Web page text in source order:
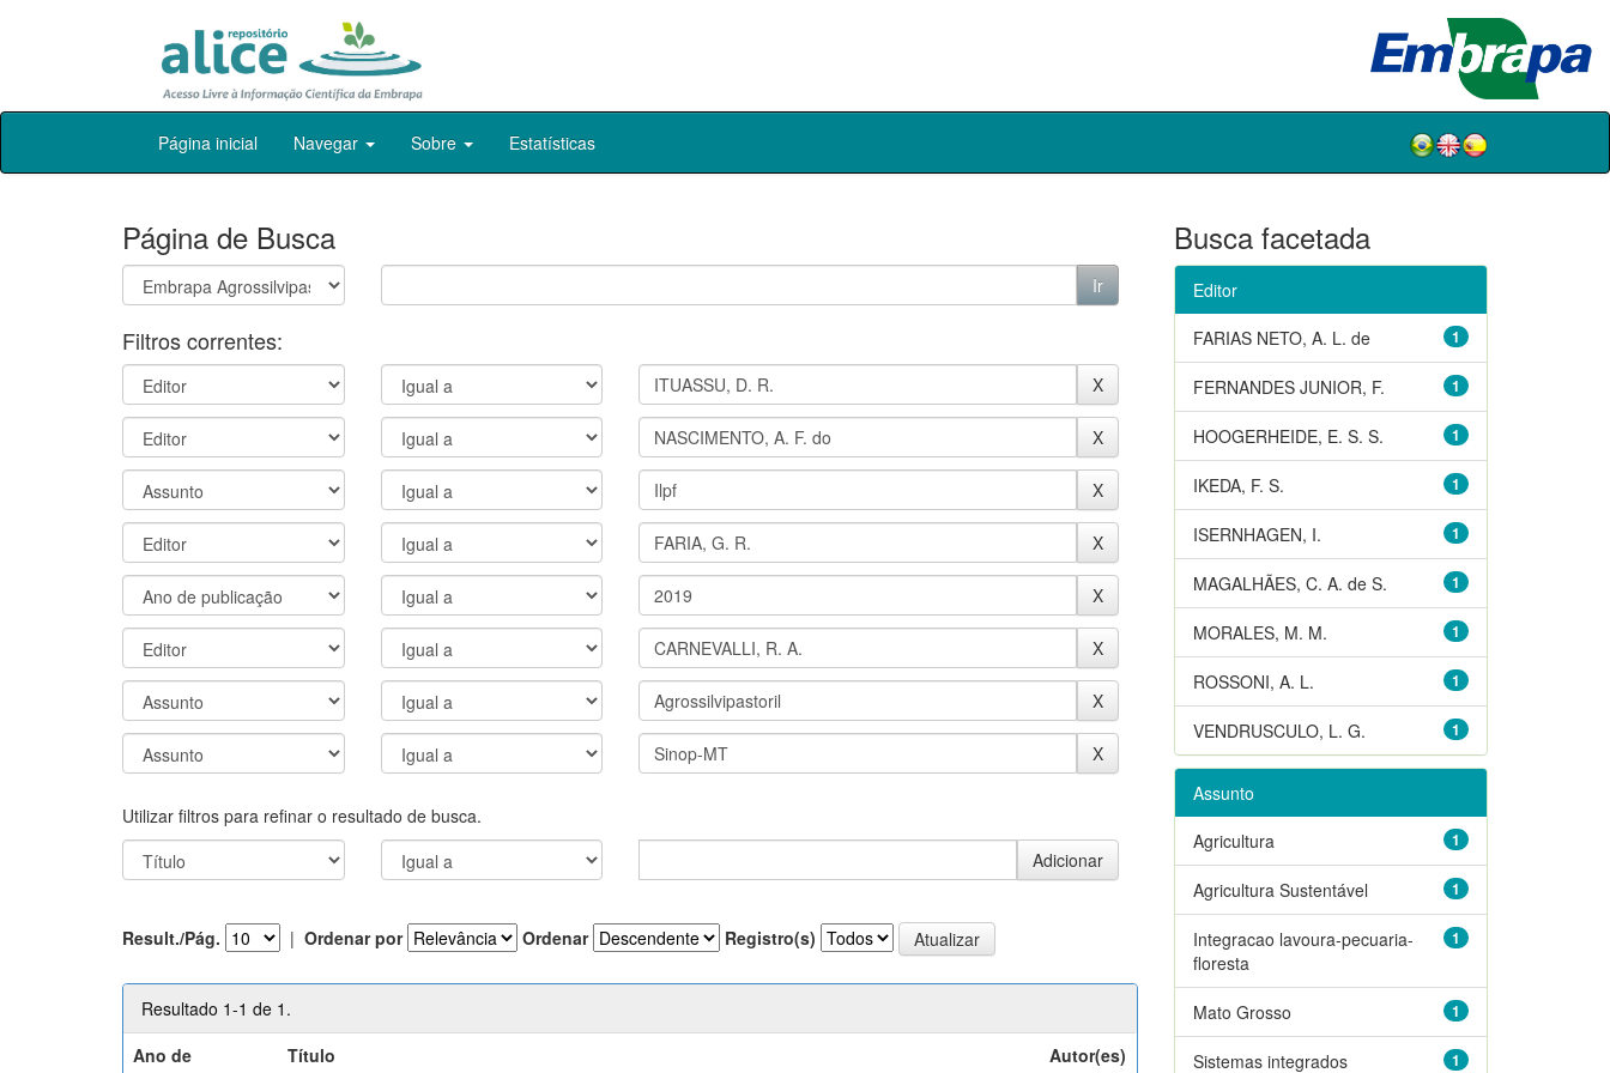
Skip
Página inicial Navegar Sobre Estatísticas
Página de Busca
Filtros correntes:
Utilizar filtros para refinar o resultado de busca.
Result./Pág. | Ordenar por Ordenar Registro(s)
Resultado 1-1 de 1.
Ano de
Título Autor(es)
Busca facetada
Editor
1
FARIAS NETO, A. L. de
1
FERNANDES JUNIOR, F.
1
HOOGERHEIDE, E. S. S.
1
IKEDA, F. S.
1
ISERNHAGEN, I.
1
MAGALHÃES, C. A. de S.
1
MORALES, M. M.
1
ROSSONI, A. L.
1
VENDRUSCULO, L. G.
Assunto
1
Agricultura
1
Agricultura Sustentável
1
Integracao lavoura-pecuaria-
floresta
1
Mato Grosso
1
Sistemas integrados